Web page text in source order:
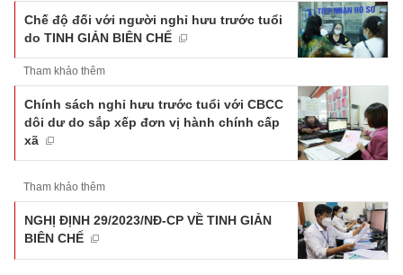
Chế độ đối với người nghỉ hưu trước tuổi
do TINH GIẢN BIÊN CHẾ
Tham khảo thêm
Chính sách nghỉ hưu trước tuổi với CBCC
dôi dư do sắp xếp đơn vị hành chính cấp
xã
Tham khảo thêm
NGHỊ ĐỊNH 29/2023/NĐ-CP VỀ TINH GIẢN
BIÊN CHẾ